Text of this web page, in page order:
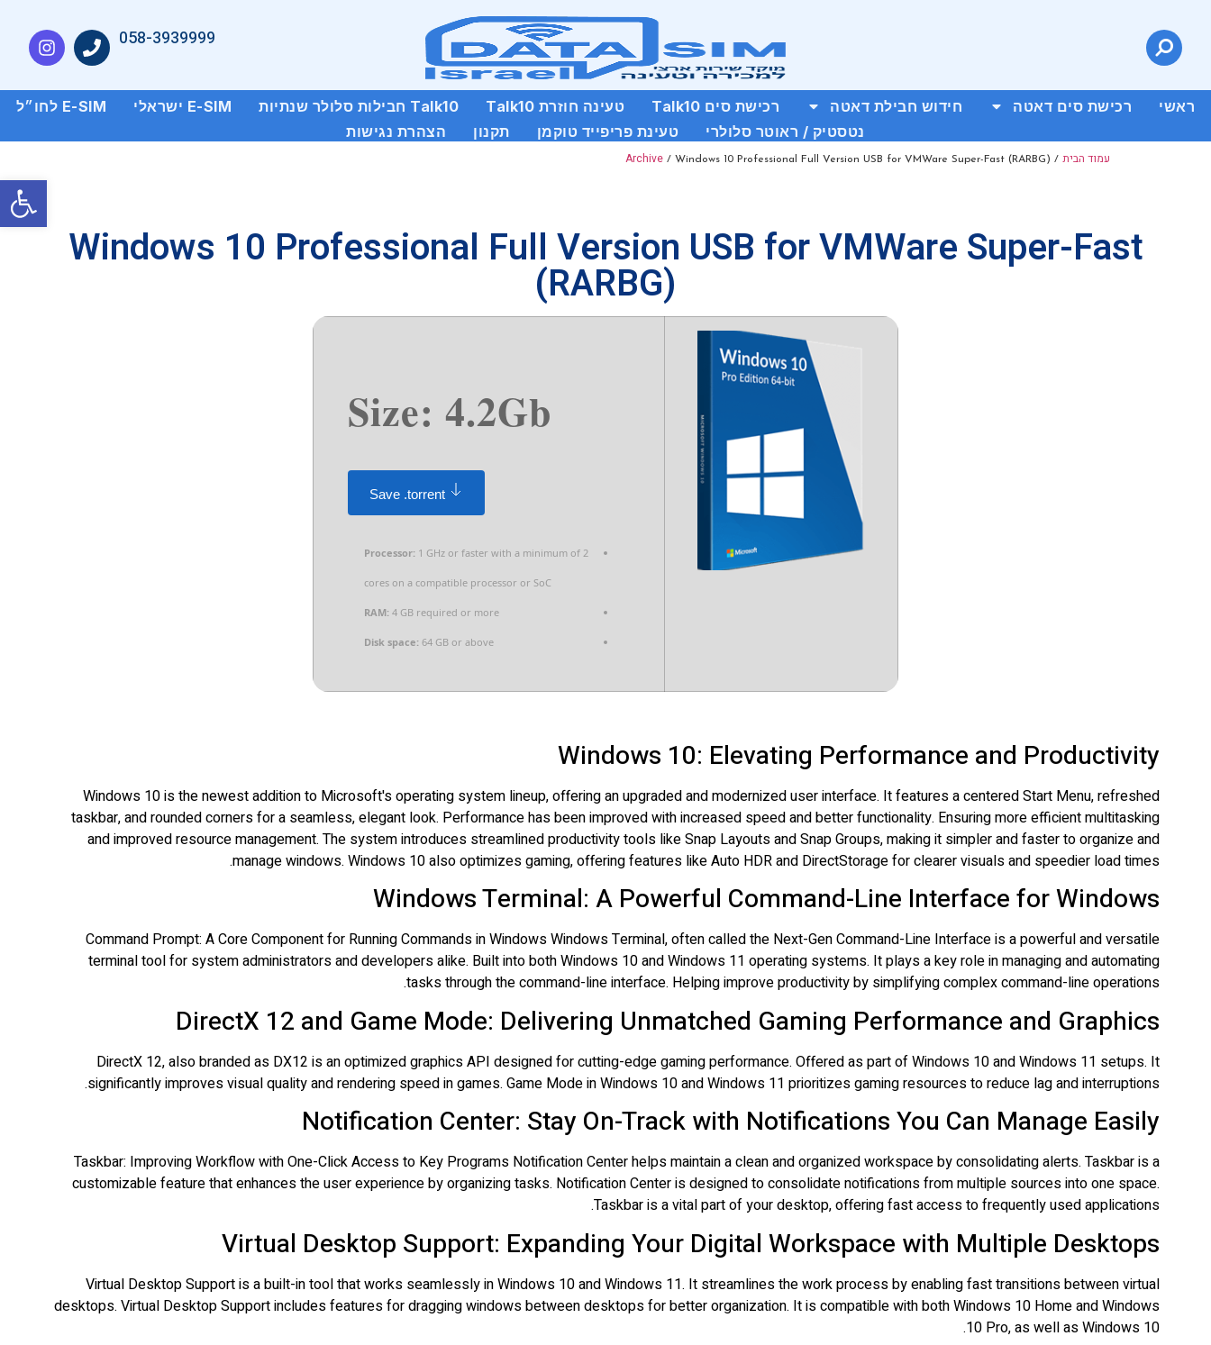
פתח
058-3939999
ראשי רכישת סים דאטה חידוש חבילת דאטה רכישת סים Talk10 טעינה חוזרת Talk10 Talk10 חבילות סלולר שנתיות E-SIM ישראלי
E-SIM לחו״ל
נטסטיק / ראוטר סלולרי
טעינת פריפייד טוקמן תקנון הצהרת נגישות
עמוד הבית /
Archive / Windows 10 Professional Full Version USB for VMWare Super-Fast (RARBG)
Windows 10 Professional Full Version USB for VMWare Super-Fast
(RARBG)
Size: 4.2Gb
Save .torrent
Processor: 1 GHz or faster with a minimum of 2
cores on a compatible processor or SoC
RAM: 4 GB required or more
Disk space: 64 GB or above
Windows 10: Elevating Performance and Productivity
Windows 10 is the newest addition to Microsoft's operating system lineup, offering an upgraded and modernized user interface. It features a centered Start Menu, refreshed
taskbar, and rounded corners for a seamless, elegant look. Performance has been improved with increased speed and better functionality. Ensuring more efficient multitasking
and improved resource management. The system introduces streamlined productivity tools like Snap Layouts and Snap Groups, making it simpler and faster to organize and
manage windows. Windows 10 also optimizes gaming, offering features like Auto HDR and DirectStorage for clearer visuals and speedier load times.
Windows Terminal: A Powerful Command-Line Interface for Windows
Command Prompt: A Core Component for Running Commands in Windows Windows Terminal, often called the Next-Gen Command-Line Interface is a powerful and versatile
terminal tool for system administrators and developers alike. Built into both Windows 10 and Windows 11 operating systems. It plays a key role in managing and automating
tasks through the command-line interface. Helping improve productivity by simplifying complex command-line operations.
DirectX 12 and Game Mode: Delivering Unmatched Gaming Performance and Graphics
DirectX 12, also branded as DX12 is an optimized graphics API designed for cutting-edge gaming performance. Offered as part of Windows 10 and Windows 11 setups. It
significantly improves visual quality and rendering speed in games. Game Mode in Windows 10 and Windows 11 prioritizes gaming resources to reduce lag and interruptions.
Notification Center: Stay On-Track with Notifications You Can Manage Easily
Taskbar: Improving Workflow with One-Click Access to Key Programs Notification Center helps maintain a clean and organized workspace by consolidating alerts. Taskbar is a
customizable feature that enhances the user experience by organizing tasks. Notification Center is designed to consolidate notifications from multiple sources into one space.
Taskbar is a vital part of your desktop, offering fast access to frequently used applications.
Virtual Desktop Support: Expanding Your Digital Workspace with Multiple Desktops
Virtual Desktop Support is a built-in tool that works seamlessly in Windows 10 and Windows 11. It streamlines the work process by enabling fast transitions between virtual
desktops. Virtual Desktop Support includes features for dragging windows between desktops for better organization. It is compatible with both Windows 10 Home and Windows
10 Pro, as well as Windows 10.